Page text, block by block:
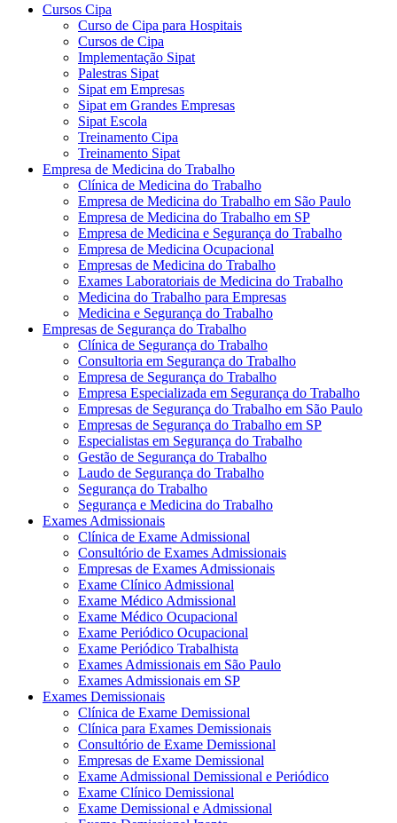
Cursos Cipa
Curso de Cipa para Hospitais
Cursos de Cipa
Implementação Sipat
Palestras Sipat
Sipat em Empresas
Sipat em Grandes Empresas
Sipat Escola
Treinamento Cipa
Treinamento Sipat
Empresa de Medicina do Trabalho
Clínica de Medicina do Trabalho
Empresa de Medicina do Trabalho em São Paulo
Empresa de Medicina do Trabalho em SP
Empresa de Medicina e Segurança do Trabalho
Empresa de Medicina Ocupacional
Empresas de Medicina do Trabalho
Exames Laboratoriais de Medicina do Trabalho
Medicina do Trabalho para Empresas
Medicina e Segurança do Trabalho
Empresas de Segurança do Trabalho
Clínica de Segurança do Trabalho
Consultoria em Segurança do Trabalho
Empresa de Segurança do Trabalho
Empresa Especializada em Segurança do Trabalho
Empresas de Segurança do Trabalho em São Paulo
Empresas de Segurança do Trabalho em SP
Especialistas em Segurança do Trabalho
Gestão de Segurança do Trabalho
Laudo de Segurança do Trabalho
Segurança do Trabalho
Segurança e Medicina do Trabalho
Exames Admissionais
Clínica de Exame Admissional
Consultório de Exames Admissionais
Empresas de Exames Admissionais
Exame Clínico Admissional
Exame Médico Admissional
Exame Médico Ocupacional
Exame Periódico Ocupacional
Exame Periódico Trabalhista
Exames Admissionais em São Paulo
Exames Admissionais em SP
Exames Demissionais
Clínica de Exame Demissional
Clínica para Exames Demissionais
Consultório de Exame Demissional
Empresas de Exame Demissional
Exame Admissional Demissional e Periódico
Exame Clínico Demissional
Exame Demissional e Admissional